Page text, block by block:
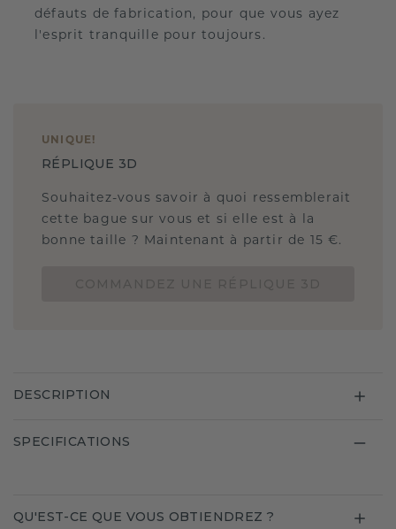
défauts de fabrication, pour que vous ayez
l'esprit tranquille pour toujours.
UNIQUE !
RÉPLIQUE 3D
Souhaitez-vous savoir à quoi ressemblerait
cette bague sur vous et si elle est à la
bonne taille ? Maintenant à partir de 15 €.
DESCRIPTION
SPECIFICATIONS
QU'EST-CE QUE VOUS OBTIENDREZ ?